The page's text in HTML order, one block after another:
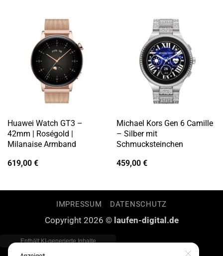
Huawei Watch GT3 –
42mm | Roségold |
Milanaise Armband
619,00 €
Michael Kors Gen 6 Camille
– Silber mit
Schmucksteinchen
459,00 €
IMPRESSUM DATENSCHUTZ
Copyright 2026 © laufen-digital.de